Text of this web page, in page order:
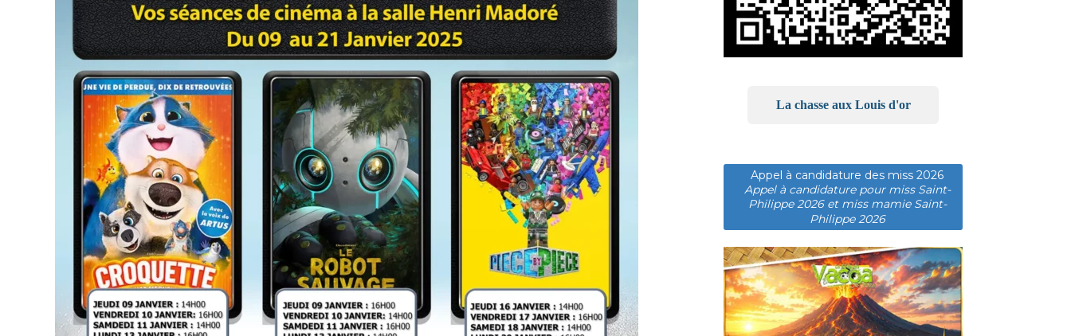
La chasse aux Louis d'or
Appel à candidature des miss 2026
Appel à candidature pour miss Saint-
Philippe 2026 et miss mamie Saint-
Philippe 2026